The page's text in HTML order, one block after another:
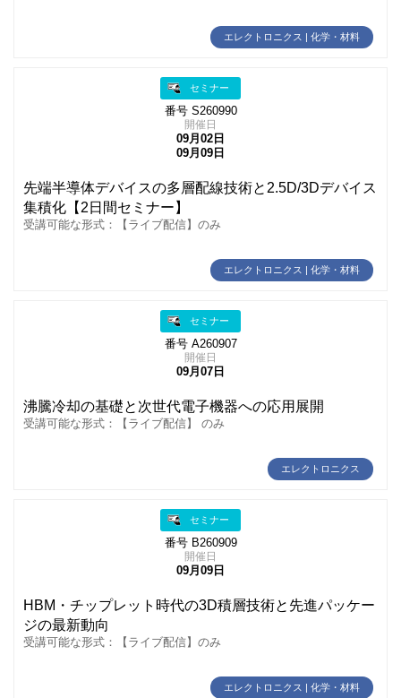
エレクトロニクス | 化学・材料
セミナー
番号 S260990
開催日
09月02日
09月09日
先端半導体デバイスの多層配線技術と2.5D/3Dデバイス
集積化【2日間セミナー】
受講可能な形式：【ライブ配信】のみ
エレクトロニクス | 化学・材料
セミナー
番号 A260907
開催日
09月07日
沸騰冷却の基礎と次世代電子機器への応用展開
受講可能な形式：【ライブ配信】 のみ
エレクトロニクス
セミナー
番号 B260909
開催日
09月09日
HBM・チップレット時代の3D積層技術と先進パッケー
ジの最新動向
受講可能な形式：【ライブ配信】のみ
エレクトロニクス | 化学・材料